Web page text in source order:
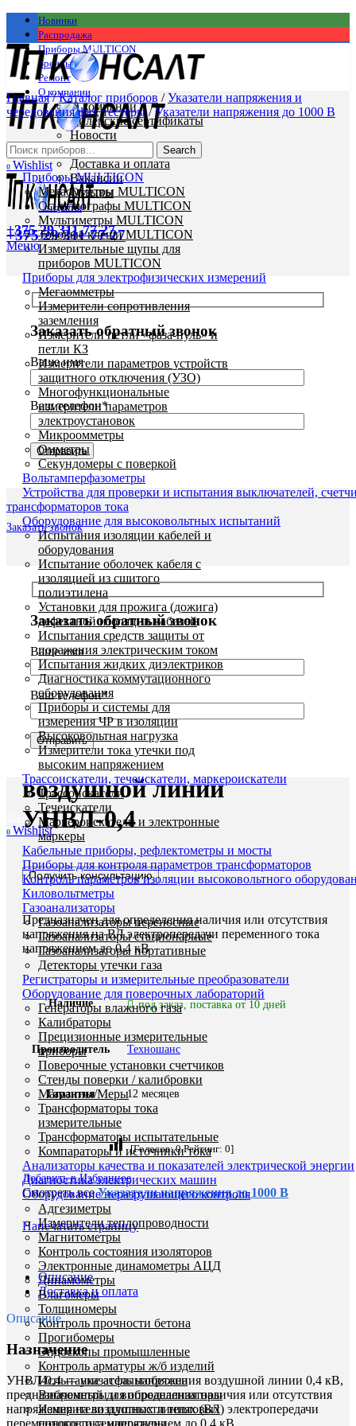
Новинки
Распродажа
Приборы MULTICON
Бренды
Ремонт
О компании
О компании
Дилерские сертификаты
Новости
Статьи
Доставка и оплата
Вакансии
Отзывы
Контакты
+375 29 311 77 27
Заказать обратный звонок
Ваше имя
Ваш телефон*
Заказать звонок
Заказать обратный звонок
Ваше имя
Ваш телефон*
Заказать звонок
0 Wishlist
Приборы MULTICON
Мегаомметры MULTICON
Осциллографы MULTICON
Мультиметры MULTICON
Токовые клещи MULTICON
Измерительные щупы для
приборов MULTICON
Приборы для электрофизических измерений
Мегаомметры
Измерители сопротивления
заземления
Измерители петли «фаза-нуль» и
петли КЗ
Измерители параметров устройств
защитного отключения (УЗО)
Многофункциональные
измерители параметров
электроустановок
Микроомметры
Омметры
Секундомеры с поверкой
Вольтамперфазометры
Устройства для проверки и испытания выключателей,
трансформаторов тока
Оборудование для высоковольтных испытаний
Испытания изоляции кабелей и
оборудования
Испытание оболочек кабеля с
изоляцией из сшитого
полиэтилена
Установки для прожига (дожига)
дефектной изоляции кабелей
Испытания средств защиты от
поражения электрическим током
Испытания жидких диэлектриков
Диагностика коммутационного
оборудования
Приборы и системы для
измерения ЧР в изоляции
Высоковольтная нагрузка
Измерители тока утечки под
высоким напряжением
Трассоискатели, течеискатели, маркероискатели
Трассоискатели
Течеискатели
Маркероискатели и электронные
маркеры
Кабельные приборы, рефлектометры и мосты
Приборы для контроля параметров трансформаторов
Контроль параметров изоляции высоковольтного
Киловольтметры
Газоанализаторы
Газоанализаторы переносные
Газоанализаторы стационарные
Газоанализаторы портативные
Детекторы утечки газа
Регистраторы и измерительные преобразователи
Оборудование для поверочных лабораторий
Генераторы влажного газа
Калибраторы
Прецизионные измерительные
приборы
Поверочные установки счетчиков
Стенды поверки / калибровки
Магазины/Меры
Трансформаторы тока
измерительные
Трансформаторы испытательные
Компараторы и источники тока
Анализаторы качества и показателей электрической энергии
Диагностика электрических машин
Оборудование неразрушающего контроля
Адгезиметры
Измерители теплопроводности
Магнитометры
Контроль состояния изоляторов
Электронные динамометры АЦД
Динамометры
Влагомеры
Толщиномеры
Контроль прочности бетона
Прогибомеры
Эндоскопы промышленные
Контроль арматуры ж/б изделий
Испытание асфальтобетона
Виброметры и виброанализаторы
Измерители плотности тепловых
потоков и температуры
Search
0 Wishlist
+375 29 311 77 27
Меню
Главная/Каталог приборов /Указатели напряжения и
чередования фаз, тестеры/Указатели напряжения до 1000 В
Увеличить
Указатель напряжения
воздушной линии
УНВЛ-0,4
Получить консультацию
Предназначен для определения наличия или отсутствия
напряжения на ВЛ электропередачи переменного тока
напряжением до 0,4 кВ
Наличие под заказ, поставка от 10 дней
Производитель Техношанс
Гарантия 12 месяцев
[Голосов:0Рейтинг: 0]
Добавить в Избранное
Смотреть всеУказатели напряжения до 1000 В
Напечатать страницу
Описание
Доставка и оплата
Описание
Назначение
УНВЛ-0,4 — указатель напряжения воздушной линии 0,4 кВ,
предназначенный для определения наличия или отсутствия
напряжения на воздушных линиях (ВЛ) электропередачи
переменного тока напряжением до 0,4 кВ.